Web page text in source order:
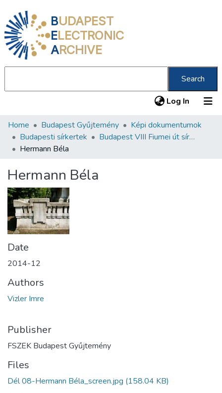
BUDAPEST
ELECTRONIC
ARCHIVE
Search
Log In (current)
Communities & Collections
All of DSpace
About us
Home Budapest Gyűjtemény
Képi dokumentumok
Budapesti sírkertek
Budapest VIII Fiumei út sírkert 3. rész
Hermann Béla
Hermann Béla
Date
2014-12
Authors
Vizler Imre
Publisher
FSZEK Budapest Gyűjtemény
Files
Dél 08-Hermann Béla_screen.jpg (158.04 KB)